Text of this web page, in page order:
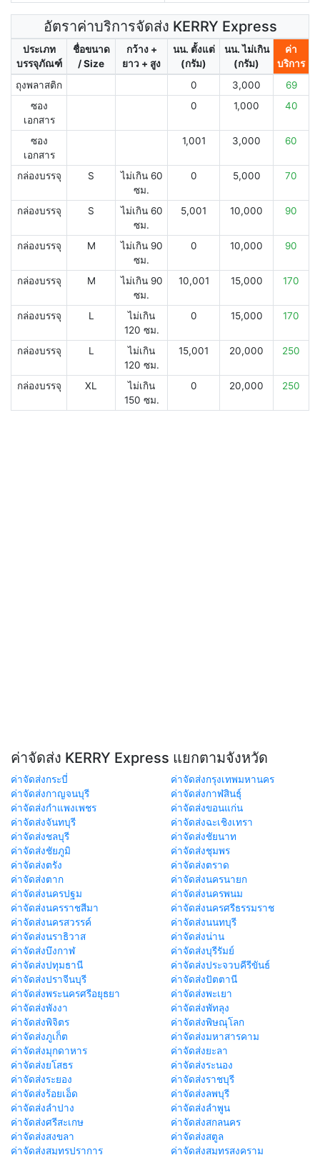
อัตราค่าบริการจัดส่ง KERRY Express
ประเภท
บรรจุภัณฑ์
ชื่อขนาด
/ Size
กว้าง +
ยาว + สูง
นน. ตั้งแต่
(กรัม)
นน. ไม่เกิน
(กรัม)
ค่า
บริการ
ถุงพลาสติก
0 3,000
69
ซอง
เอกสาร
0 1,000 40
ซอง
เอกสาร
1,001 3,000 60
กล่องบรรจุ S
ไม่เกิน 60
ซม.
0 5,000 70
กล่องบรรจุ S
ไม่เกิน 60
ซม.
5,001 10,000 90
กล่องบรรจุ M
ไม่เกิน 90
ซม.
0 10,000 90
กล่องบรรจุ M
ไม่เกิน 90
ซม.
10,001 15,000 170
กล่องบรรจุ L
ไม่เกิน
120 ซม.
0 15,000 170
กล่องบรรจุ L
ไม่เกิน
120 ซม.
15,001 20,000 250
กล่องบรรจุ XL
ไม่เกิน
150 ซม.
0 20,000 250
ค่าจัดส่ง KERRY Express แยกตามจังหวัด
ค่าจัดส่งกระบี่
ค่าจัดส่งกรุงเทพมหานคร
ค่าจัดส่งกาญจนบุรี
ค่าจัดส่งกาฬสินธุ์
ค่าจัดส่งกำแพงเพชร
ค่าจัดส่งขอนแก่น
ค่าจัดส่งจันทบุรี
ค่าจัดส่งฉะเชิงเทรา
ค่าจัดส่งชลบุรี
ค่าจัดส่งชัยนาท
ค่าจัดส่งชัยภูมิ
ค่าจัดส่งชุมพร
ค่าจัดส่งตรัง
ค่าจัดส่งตราด
ค่าจัดส่งตาก
ค่าจัดส่งนครนายก
ค่าจัดส่งนครปฐม
ค่าจัดส่งนครพนม
ค่าจัดส่งนครราชสีมา
ค่าจัดส่งนครศรีธรรมราช
ค่าจัดส่งนครสวรรค์
ค่าจัดส่งนนทบุรี
ค่าจัดส่งนราธิวาส
ค่าจัดส่งน่าน
ค่าจัดส่งบึงกาฬ
ค่าจัดส่งบุรีรัมย์
ค่าจัดส่งปทุมธานี
ค่าจัดส่งประจวบคีรีขันธ์
ค่าจัดส่งปราจีนบุรี
ค่าจัดส่งปัตตานี
ค่าจัดส่งพระนครศรีอยุธยา
ค่าจัดส่งพะเยา
ค่าจัดส่งพังงา
ค่าจัดส่งพัทลุง
ค่าจัดส่งพิจิตร
ค่าจัดส่งพิษณุโลก
ค่าจัดส่งภูเก็ต
ค่าจัดส่งมหาสารคาม
ค่าจัดส่งมุกดาหาร
ค่าจัดส่งยะลา
ค่าจัดส่งยโสธร
ค่าจัดส่งระนอง
ค่าจัดส่งระยอง
ค่าจัดส่งราชบุรี
ค่าจัดส่งร้อยเอ็ด
ค่าจัดส่งลพบุรี
ค่าจัดส่งลำปาง
ค่าจัดส่งลำพูน
ค่าจัดส่งศรีสะเกษ
ค่าจัดส่งสกลนคร
ค่าจัดส่งสงขลา
ค่าจัดส่งสตูล
ค่าจัดส่งสมุทรปราการ
ค่าจัดส่งสมุทรสงคราม